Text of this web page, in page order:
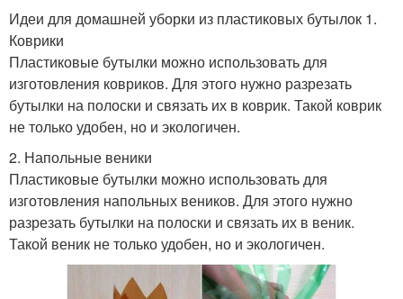
Идеи для домашней уборки из пластиковых бутылок 1.
Коврики
Пластиковые бутылки можно использовать для
изготовления ковриков. Для этого нужно разрезать
бутылки на полоски и связать их в коврик. Такой коврик
не только удобен, но и экологичен.
2. Напольные веники
Пластиковые бутылки можно использовать для
изготовления напольных веников. Для этого нужно
разрезать бутылки на полоски и связать их в веник.
Такой веник не только удобен, но и экологичен.